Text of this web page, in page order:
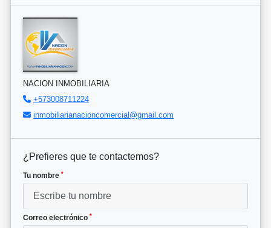
NACION INMOBILIARIA
+573008711224
inmobiliarianacioncomercial@gmail.com
¿Prefieres que te contactemos?
Tu nombre *
Correo electrónico *